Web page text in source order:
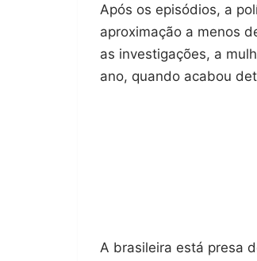
Após os episódios, a
aproximação a menos
as investigações, a
ano, quando acabou
A brasileira está presa